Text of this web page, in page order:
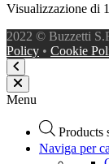
Visualizzazione di
2022 © Buzzetti
Policy • Cookie
Menu
Products
Naviga per